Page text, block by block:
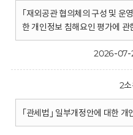
｢재외공관 협의체의 구성 및 운
한 개인정보 침해요인 평가에 관
2026-07-
2
｢관세법｣ 일부개정안에 대한 개